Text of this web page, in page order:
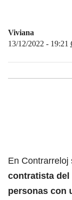
Viviana
13/12/2022 - 19:21
En Contrarreloj
contratista del
personas con